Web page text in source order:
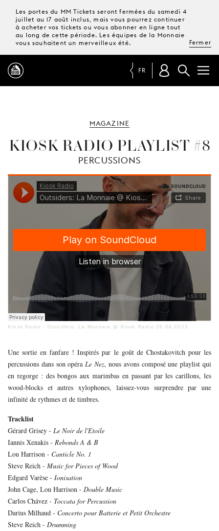
Les portes du MM Tickets seront fermées du samedi 4
juillet au 17 août inclus, mais vous pourrez continuer
à acheter vos tickets ou vous abonner en ligne tout
au long de cette période. Les équipes de la Monnaie
vous souhaitent un merveilleux été.
Fermer
TICKETS &
VOTRE
VISITE
PUBLIC
LA
MONNAIE
SOUTENIR
FR
MAGAZINE
KIOSK RADIO PLAYLIST #8
PERCUSSIONS
Kiosk Radio · Outsiders: La Monnaie @ Kiosk Radio 26.06.2023
Une sortie en fanfare ! Inspirés par le goût de Chostakovitch pour les
percussions dans son opéraLe Nez, nous avons composé une playlist qui
en regorge : des bongos aux marimbas en passant par les carillons, les
wood-blocks et autres xylophones, laissez-vous surprendre par une
infinité de rythmes et de timbres.
Tracklist
Gérard Grisey - Le Noir de l'Etoile
Iannis Xenakis - Rebonds A & B
Lou Harrison - Canticle No. 1
Steve Reich - Music for Pieces of Wood
Edgard Varèse - Ionisation
John Cage, Lou Harrison - Double Music
Carlos Chávez - Toccata for Percussion
Darius Milhaud - Concerto pour Batterie et Petit Orchestre
Steve Reich - Drumming